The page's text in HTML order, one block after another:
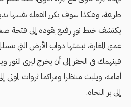
طريقة، وهكذا سوف يكرر الفعلة نفسها
يكتشف خيط نورٍ رفيع يقوده إلى فتحة
عمق المغارة، نبشتها دواب الأرض التي
فينهمك في الحفر إلى أن يخرج ليرى النور
أمامه، ويلبث منتظرا ومراكما ثروات
إلى بر النجاة.